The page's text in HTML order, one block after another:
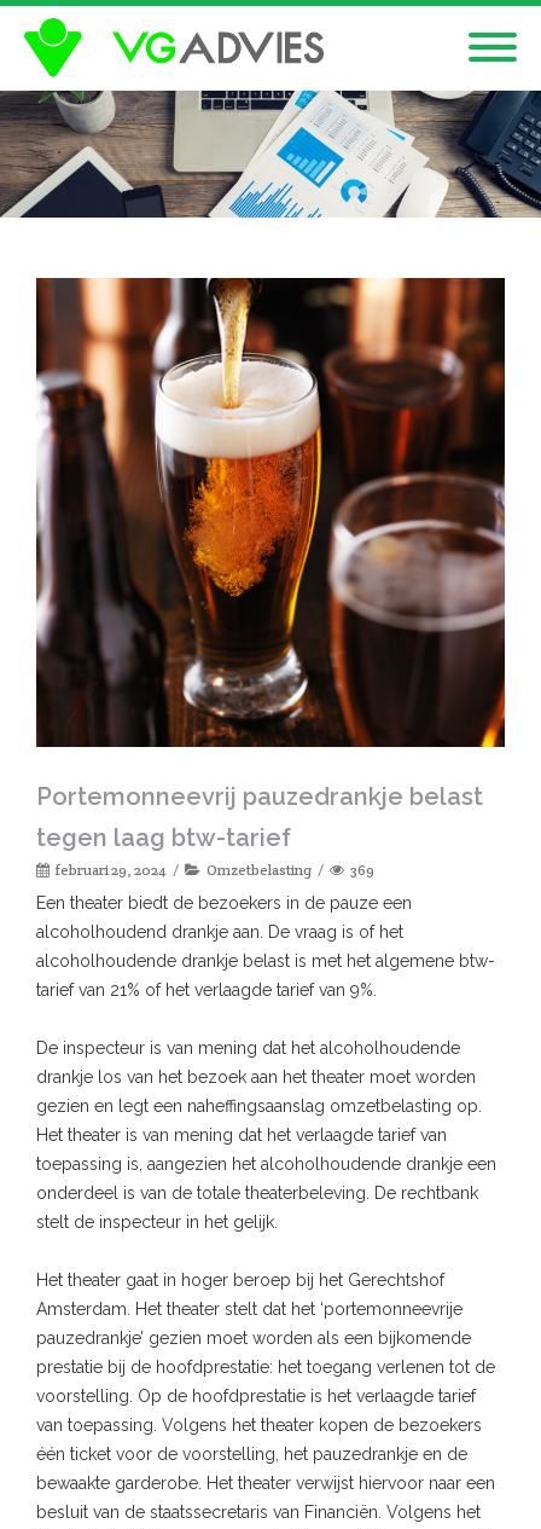
Portemonneevrij pauzedrankje belast
tegen laag btw-tarief
februari 29, 2024 Omzetbelasting 369
Een theater biedt de bezoekers in de pauze een
alcoholhoudend drankje aan. De vraag is of het
alcoholhoudende drankje belast is met het algemene btw-
tarief van 21% of het verlaagde tarief van 9%.
De inspecteur is van mening dat het alcoholhoudende
drankje los van het bezoek aan het theater moet worden
gezien en legt een naheffingsaanslag omzetbelasting op.
Het theater is van mening dat het verlaagde tarief van
toepassing is, aangezien het alcoholhoudende drankje een
onderdeel is van de totale theaterbeleving. De rechtbank
stelt de inspecteur in het gelijk.
Het theater gaat in hoger beroep bij het Gerechtshof
Amsterdam. Het theater stelt dat het ‘portemonneevrije
pauzedrankje’ gezien moet worden als een bijkomende
prestatie bij de hoofdprestatie: het toegang verlenen tot de
voorstelling. Op de hoofdprestatie is het verlaagde tarief
van toepassing. Volgens het theater kopen de bezoekers
één ticket voor de voorstelling, het pauzedrankje en de
bewaakte garderobe. Het theater verwijst hiervoor naar een
besluit van de staatssecretaris van Financiën. Volgens het